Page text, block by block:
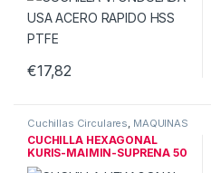
€17,82
Cuchillas Circulares, MAQUINAS
CORTE TEXTIL
CUCHILLA HEXAGONAL
KURIS-MAIMIN-SUPRENA 50
mm M700